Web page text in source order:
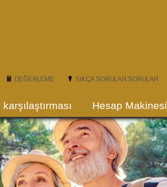
DEĞERLEME SIKÇA SORULAN SORULAR
karşılaştırması Hesap Makinesi